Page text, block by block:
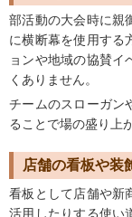
部活動の大会時に親
に横断幕を使用する
ョンや地域の協賛イ
くありません。
チームのスローガン
ることで場の盛り上
店舗の看板や装
看板として店舗や新
活用したりする使い